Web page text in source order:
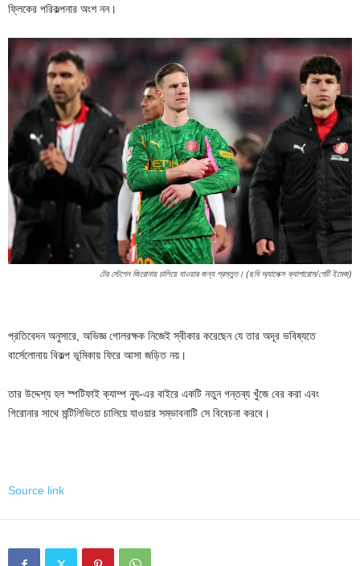
ফ্লিকের পরিকল্পনার অংশ নন।
টের স্টেগেন জিরোনায় চালিয়ে যাওয়ার জন্য প্রস্তুত। (ছবি অ্যালেক্স ক্যাপারোস/গেটি ইমেজ)
প্রতিবেদন অনুসারে, অভিজ্ঞ গোলরক্ষক নিজেই স্বীকার করেছেন যে তার অদূর ভবিষ্যতে
বার্সেলোনায় বিকল্প ভূমিকায় ফিরে আসা জড়িত নয়।
তার উদ্দেশ্য হল স্পটিফাই ক্যাম্প ন্যু-এর বাইরে একটি নতুন গন্তব্য খুঁজে বের করা এবং
গিরোনার সাথে মন্টিলিভিতে চালিয়ে যাওয়ার সম্ভাবনাটি সে বিবেচনা করবে।
Source link